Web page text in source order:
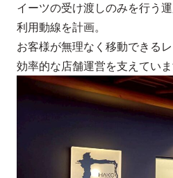
イーツの受け渡しのみを行う
利用動線を計画。
お客様が無理なく移動できる
効率的な店舗運営を支えていま